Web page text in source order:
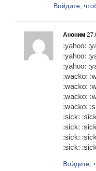
Войдите,
Аноним
:yahoo:
:yahoo:
:yahoo:
:wacko:
:wacko:
:wacko:
:wacko:
:sick:
:sick:
:sick:
:sick:
Войдите,